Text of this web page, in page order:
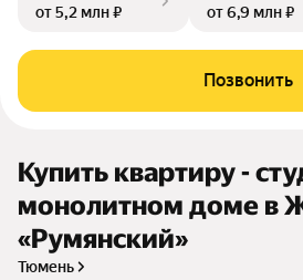
от 5,2 млн ₽
от 6,9 млн ₽
Позвонить
Купить квартиру -
монолитном доме в
«Румянский»
Тюмень